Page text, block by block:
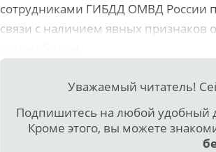
сотрудниками ГИБДД ОМВД России
связи с наличием явных признаков
Уважаемый читатель!
Подпишитесь на любой удобный
Кроме этого, вы можете